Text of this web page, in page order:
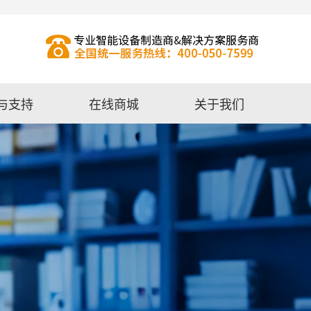
支持 在线商城 关于我们